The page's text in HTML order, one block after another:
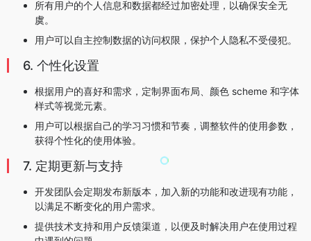
所有用户的个人信息和数据都经过加密处理，以确保安全无
虞。
用户可以自主控制数据的访问权限，保护个人隐私不受侵犯。
6. 个性化设置
根据用户的喜好和需求，定制界面布局、颜色 scheme 和字体
样式等视觉元素。
用户可以根据自己的学习习惯和节奏，调整软件的使用参数，
获得个性化的使用体验。
7. 定期更新与支持
开发团队会定期发布新版本，加入新的功能和改进现有功能，
以满足不断变化的用户需求。
提供技术支持和用户反馈渠道，以便及时解决用户在使用过程